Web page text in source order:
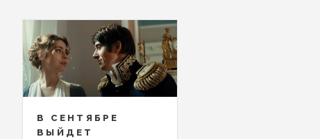
В СЕНТЯБРЕ
ВЫЙДЕТ